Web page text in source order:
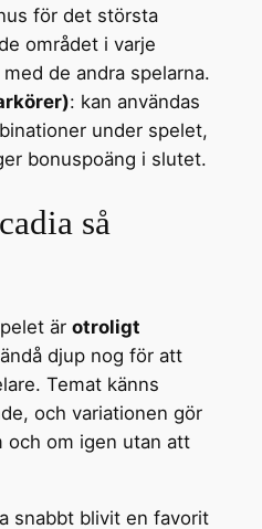
för det största
området i varje
de andra spelarna.
: kan användas
under spelet,
bonuspoäng i slutet.
så
är otroligt
djup nog för att
Temat känns
och variationen gör
och om igen utan att
snabbt blivit en favorit